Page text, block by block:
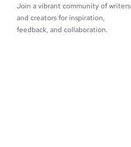
Join a vibrant community of writers
and creators for inspiration,
feedback, and collaboration.